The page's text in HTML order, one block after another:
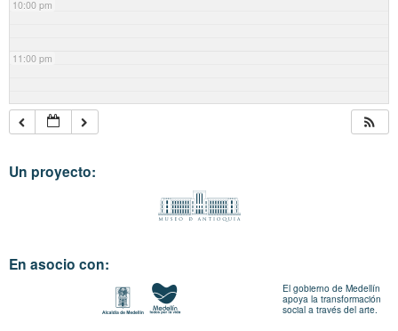
10:00 pm
11:00 pm
Un proyecto:
En asocio con:
El gobierno de Medellín
apoya la transformación
social a través del arte.